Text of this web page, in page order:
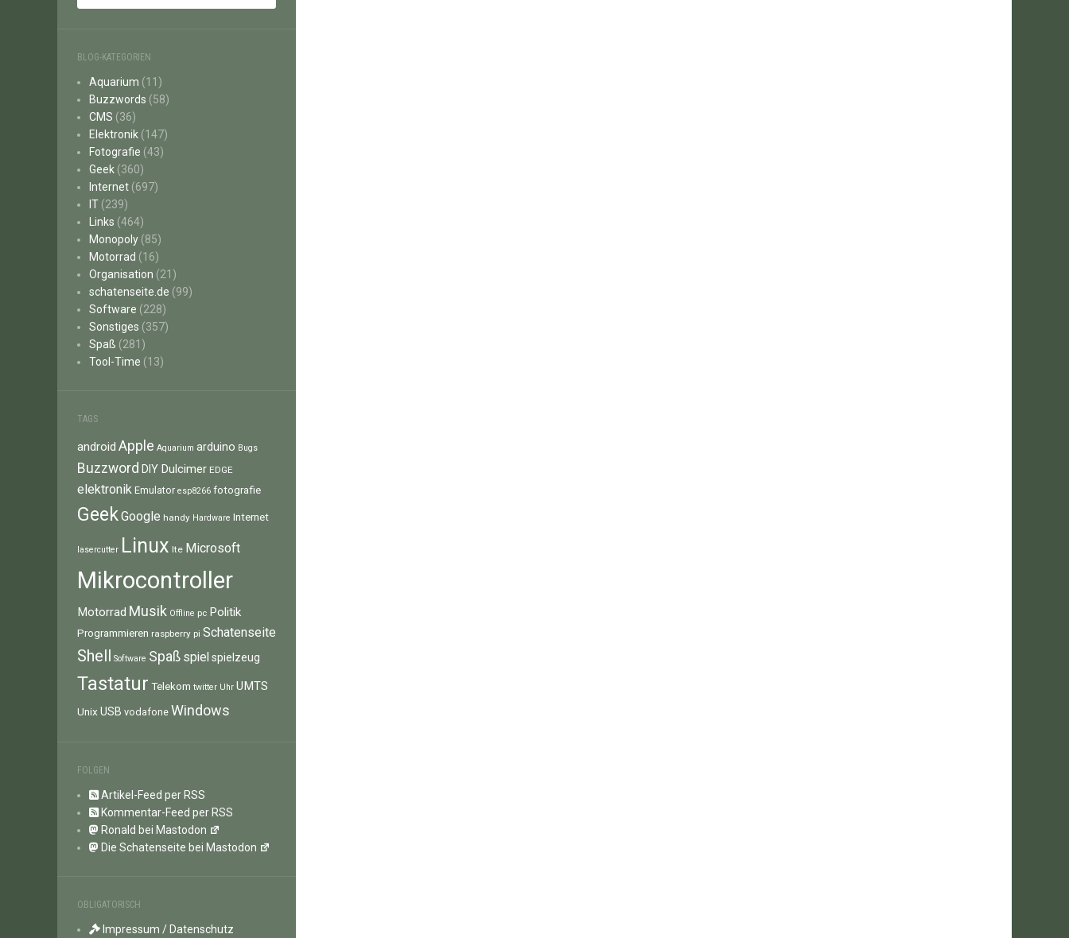
BLOG-KATEGORIEN
Aquarium (11)
Buzzwords (58)
CMS (36)
Elektronik (147)
Fotografie (43)
Geek (360)
Internet (697)
IT (239)
Links (464)
Monopoly (85)
Motorrad (16)
Organisation (21)
schatenseite.de (99)
Software (228)
Sonstiges (357)
Spaß (281)
Tool-Time (13)
TAGS
android Apple Aquarium arduino Bugs
Buzzword DIY Dulcimer EDGE
elektronik Emulator esp8266 fotografie
GeekGoogle handy Hardware Internet
lasercutter Linux lte Microsoft
Mikrocontroller
Motorrad Musik Offline pc Politik
Programmieren raspberry pi Schatenseite
Shell Software Spaß spiel spielzeug
Tastatur Telekom twitter Uhr UMTS
Unix USB vodafone Windows
FOLGEN
Artikel-Feed per RSS
Kommentar-Feed per RSS
Ronald bei Mastodon
Die Schatenseite bei Mastodon
OBLIGATORISCH
Impressum / Datenschutz